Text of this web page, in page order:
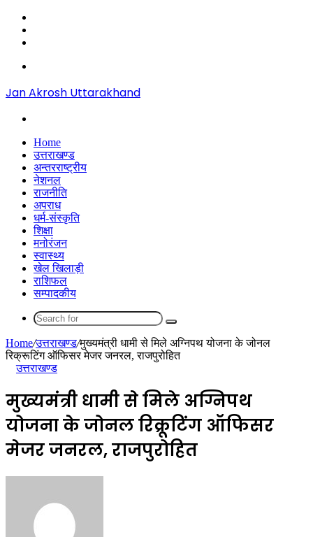
Jan Akrosh Uttarakhand
Home
उत्तराखण्ड
अन्तरराष्ट्रीय
नेशनल
राजनीति
अपराध
धर्म-संस्कृति
शिक्षा
मनोरंजन
स्वास्थ्य
खेल खिलाड़ी
राशिफल
सम्पादकीय
Search
for
Home/उत्तराखण्ड/मुख्यमंत्री धामी से मिले अग्निपथ योजना के जोनल
रिक्रूटिंग ऑफिसर मेजर जनरल, राजपुरोहित
उत्तराखण्ड
मुख्यमंत्री धामी से मिले अग्निपथ
योजना के जोनल रिक्रूटिंग ऑफिसर
मेजर जनरल, राजपुरोहित